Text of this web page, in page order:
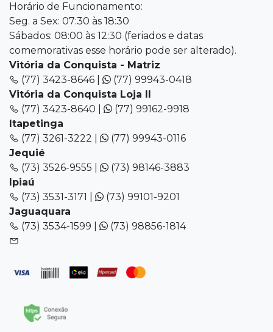
Horário de Funcionamento:
Seg. a Sex: 07:30 às 18:30
Sábados: 08:00 às 12:30 (feriados e datas
comemorativas esse horário pode ser alterado).
Vitória da Conquista - Matriz
(77) 3423-8646 |
(77) 99943-0418
Vitória da Conquista Loja II
(77) 3423-8640 |
(77) 99162-9918
Itapetinga
(77) 3261-3222 |
(77) 99943-0116
Jequié
(73) 3526-9555 |
(73) 98146-3883
Ipiaú
(73) 3531-3171 |
(73) 99101-9201
Jaguaquara
(73) 3534-1599 |
(73) 98856-1814